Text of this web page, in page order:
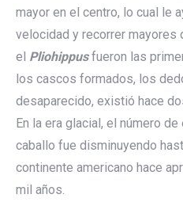
mayor en el centro, lo cual le
velocidad y recorrer mayores
el Pliohippusfueron las
los cascos formados, los
desaparecido, existió hace
En la era glacial, el número
caballo fue disminuyendo
continente americano hace
mil años.